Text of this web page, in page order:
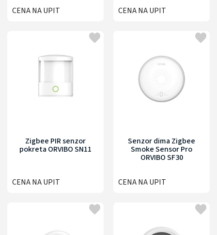
CENA NA UPIT CENA NA UPIT
Zigbee PIR senzor
pokreta ORVIBO SN11
CENA NA UPIT
Senzor dima Zigbee
Smoke Sensor Pro
ORVIBO SF30
CENA NA UPIT